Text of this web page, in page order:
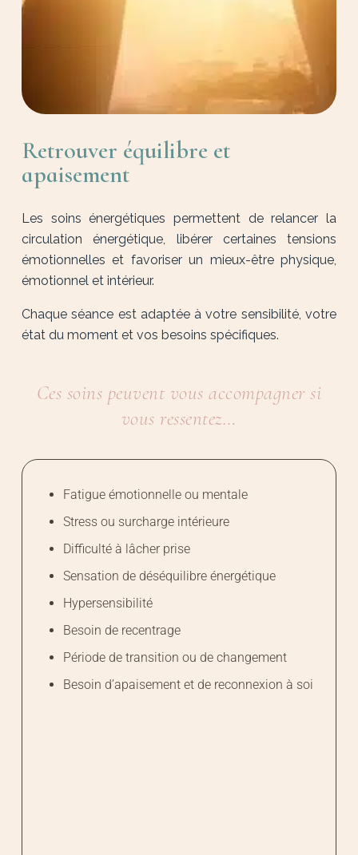
Retrouver équilibre et
apaisement
Les soins énergétiques permettent de relancer la
circulation énergétique, libérer certaines tensions
émotionnelles et favoriser un mieux-être physique,
émotionnel et intérieur.
Chaque séance est adaptée à votre sensibilité, votre
état du moment et vos besoins spécifiques.
Ces soins peuvent vous accompagner si
vous ressentez…
Fatigue émotionnelle ou mentale
Stress ou surcharge intérieure
Difficulté à lâcher prise
Sensation de déséquilibre énergétique
Hypersensibilité
Besoin de recentrage
Période de transition ou de changement
Besoin d’apaisement et de reconnexion à soi